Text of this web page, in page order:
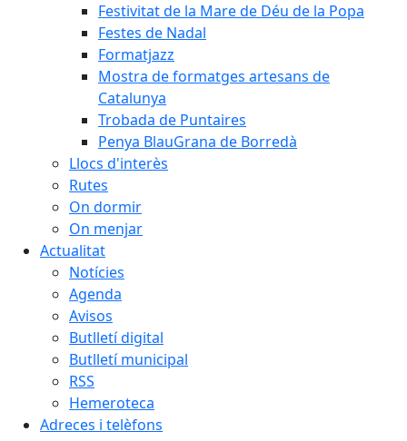
Festivitat de la Mare de Déu de la Popa
Festes de Nadal
Formatjazz
Mostra de formatges artesans de
Catalunya
Trobada de Puntaires
Penya BlauGrana de Borredà
Llocs d'interès
Rutes
On dormir
On menjar
Actualitat
Notícies
Agenda
Avisos
Butlletí digital
Butlletí municipal
RSS
Hemeroteca
Adreces i telèfons